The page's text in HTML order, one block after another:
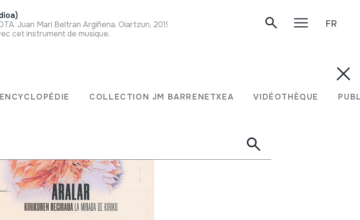
ENCYCLOPÉDIE COLLECTION JM BARRENETXEA VIDÉOTHÈQUE
Juan Mari Beltran Argiñena. Oiartzun, 2019.
cet instrument de musique.
FR